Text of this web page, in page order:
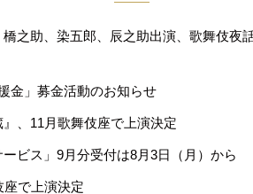
之助、染五郎、辰之助出演、歌舞伎夜
金」募金活動のお知らせ
、11月歌舞伎座で上演決定
ビス」9月分受付は8月3日（月）から
座で上演決定